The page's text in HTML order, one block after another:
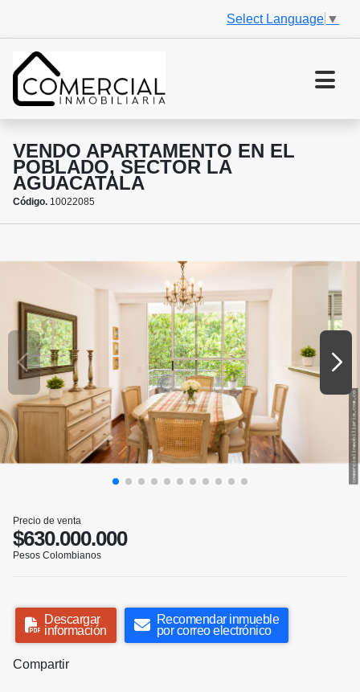
Select Language ▼
VENDO APARTAMENTO EN EL
POBLADO, SECTOR LA
AGUACATALA
Código. 10022085
Precio de venta
$630.000.000
Pesos Colombianos
Descargar
información
Recomendar inmueble
por correo electrónico
Compartir